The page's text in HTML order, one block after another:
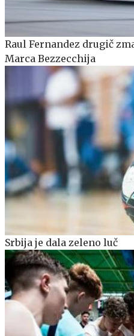
Raul Fernandez drugič
Marca Bezzecchija
Srbija je dala zeleno luč